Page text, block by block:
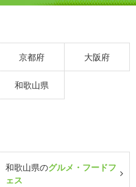
京都府 大阪府
和歌山県
和歌山県のグルメ・フードフ
ェス